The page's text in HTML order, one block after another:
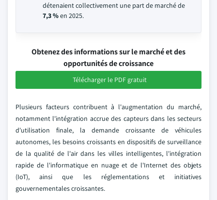
détenaient collectivement une part de marché de
7,3 %en 2025.
Obtenez des informations sur le marché et des
opportunités de croissance
Télécharger le PDF gratuit
Plusieurs facteurs contribuent à l'augmentation du marché,
notamment l'intégration accrue des capteurs dans les secteurs
d'utilisation finale, la demande croissante de véhicules
autonomes, les besoins croissants en dispositifs de surveillance
de la qualité de l'air dans les villes intelligentes, l'intégration
rapide de l'informatique en nuage et de l'Internet des objets
(IoT), ainsi que les réglementations et initiatives
gouvernementales croissantes.